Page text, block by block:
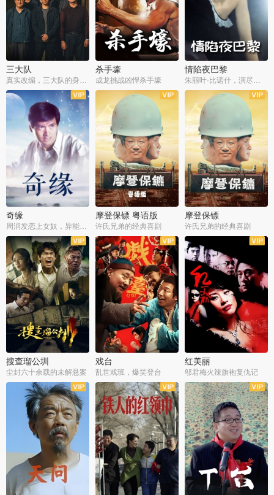
三大队 杀手壕
成龙挑战凶悍杀手壕
情陷夜巴黎
奇缘
周润发恋上女奴，异能护体战邪派
摩登保镖 粤语版
许氏兄弟的经典喜剧
摩登保镖
许氏兄弟的经典喜剧
搜查瑠公圳
尘封六十余载的未解悬案
戏台
乱世戏班，爆笑登台
红美丽
邬君梅火辣旗袍复仇记